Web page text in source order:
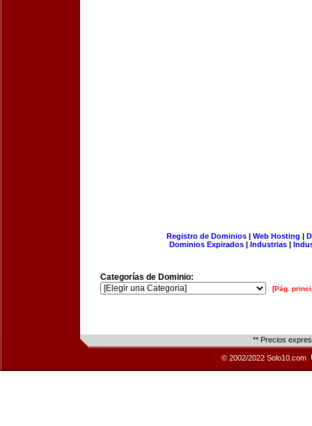
Registro de Dominios| Web Hosting |
Dominios Expirados | Industrias |
Categorías de Dominio:
[Pág.
** Precios
© 2002/2022 Solo10.com